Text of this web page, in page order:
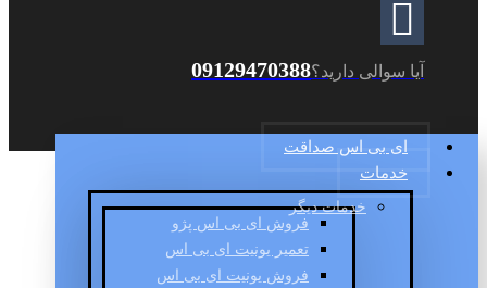
آیا سوالی دارید؟09129470388
ای بی اس صداقت
خدمات
خدمات دیگر
فروش ای بی اس پژو
تعمیر یونیت ای بی اس
فروش یونیت ای بی اس